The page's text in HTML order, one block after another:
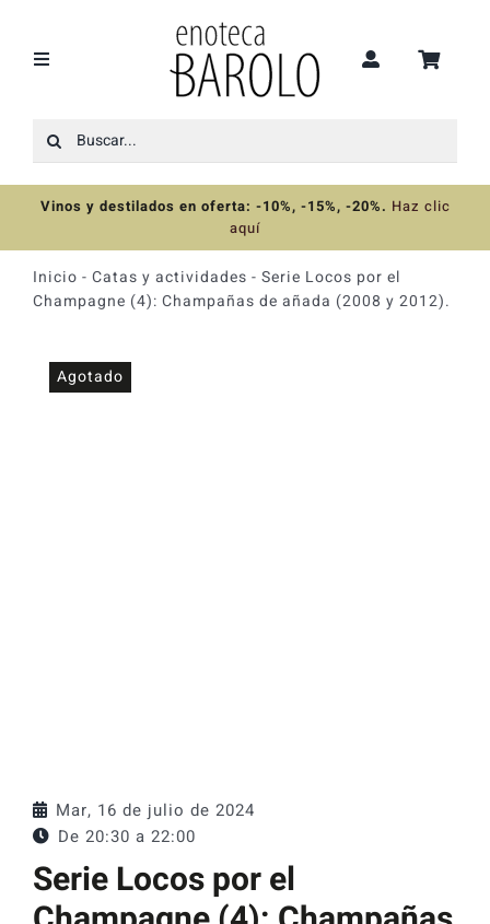
contenido
Toggle
Recomendaciones
Ofertas
Colecciones
Vinos
Buscar:
Vinos y destilados en oferta: -10%, -15%, -20%. Haz clic
aquí
Inicio - Catas y actividades - Serie Locos por el
Champagne (4): Champañas de añada (2008 y 2012).
Agotado
Mar, 16 de julio de 2024
De 20:30 a 22:00
Serie Locos por el